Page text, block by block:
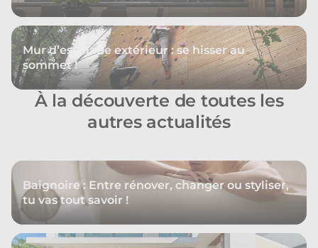
Mur d’escalade extérieur : se hisser au
sommet !
À la découverte de toutes les
autres actualités
Baignoire : Entre rénover, changer ou styliser,
tu vas tout savoir !